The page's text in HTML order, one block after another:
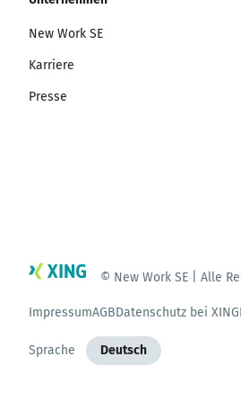
New Work SE
Karriere
Presse
© New Work SE | Alle
ImpressumAGBDatenschutz bei XING
Sprache Deutsch